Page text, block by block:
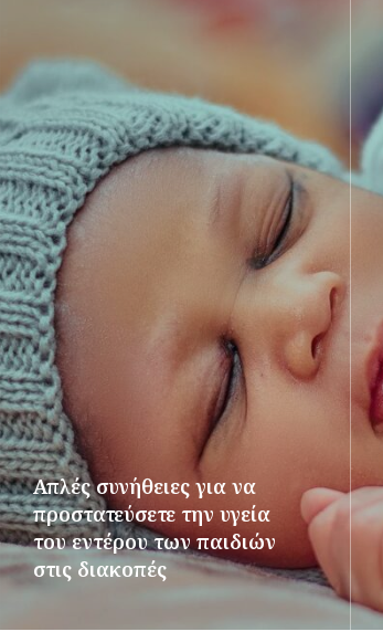
Απλές συνήθειες για να
προστατεύσετε την υγεία
του εντέρου των παιδιών
στις διακοπές